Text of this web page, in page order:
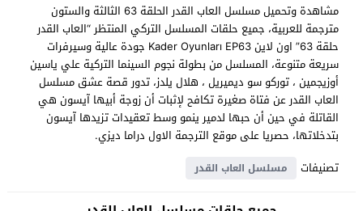
مشاهدة وتحميل مسلسل العاب القدر الحلقة 63 الثالثة والستون
مترجمة للعربية، جميع حلقات المسلسل التركي المنتظر “العاب القدر
حلقة 63” اون لاين Kader Oyunları EP63 جودة عالية وسيرفرات
سريعة متنوعة، المسلسل من بطولة نجوم السينما التركية علي ياسين
أوزيجمين ، توركو سو ديميريل ، هلال يلدز، تدور قصة عشق مسلسل
العاب القدر عن فتاة صغيرة تكافح لإثبات أن زوجة أبيها آيسون هي
القاتلة في حين أن حبها لدمير ينمو وسط تعقيدات تزيدها آيسون
بتدخلاتها، حصريا على موقع الترجمة الاول دراما ديزي.
تصنيفات
مسلسل العاب القدر